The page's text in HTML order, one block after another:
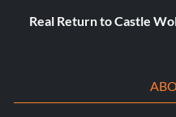
Real Return to Castle